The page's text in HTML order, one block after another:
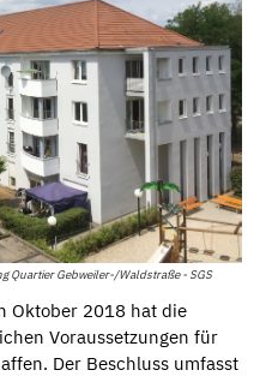
Quartier Gebweiler-/Waldstraße - SGS
Oktober 2018 hat die
Voraussetzungen für
Der Beschluss umfasst